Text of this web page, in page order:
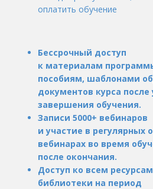
оплатить обучение
Бессрочный доступ
к материалам
пособиям, шаблонами
документов курса после
завершения обучения.
Записи 5000+ вебинаров
и участие в регулярных
вебинарах во время
после окончания.
Доступ ко всем
библиотеки на период